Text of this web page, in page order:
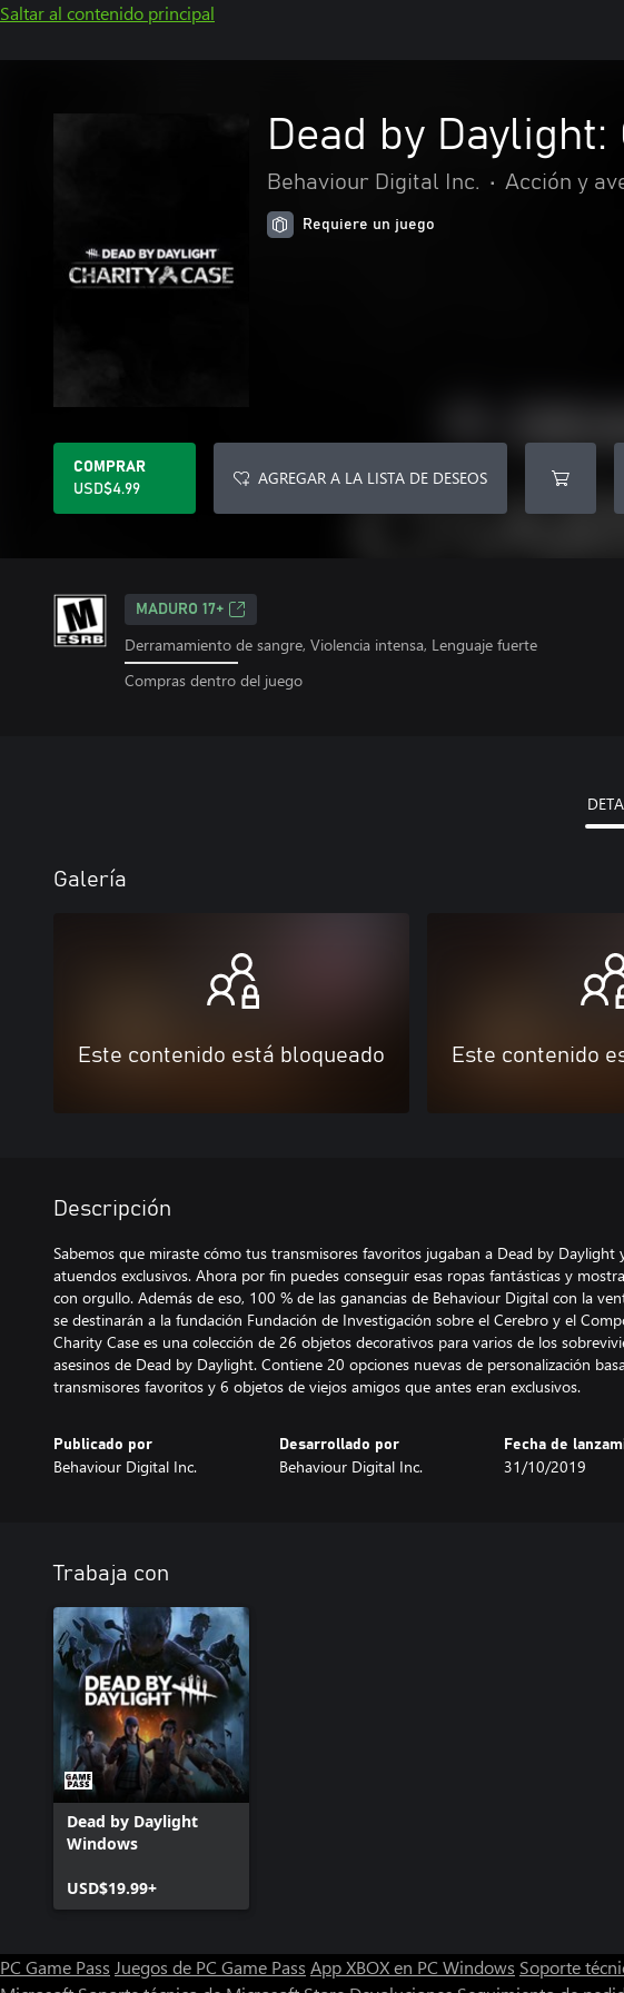
Saltar al contenido principal
Dead by
Behaviour Digital Inc. • Acción y
Requiere un juego
COMPRAR
USD$4.99
AGREGAR A LA LISTA DE DESEOS
MADURO 17+
Derramamiento de sangre, Violencia intensa, Lenguaje fuerte
Compras dentro del juego
Galería
Este contenido está bloqueado Este contenido
Descripción
Sabemos que miraste cómo tus transmisores favoritos jugaban a Dead by Daylight
atuendos exclusivos. Ahora por fin puedes conseguir esas ropas fantásticas y
con orgullo. Además de eso, 100 % de las ganancias de Behaviour Digital con la
se destinarán a la fundación Fundación de Investigación sobre el Cerebro y el
Charity Case es una colección de 26 objetos decorativos para varios de los
asesinos de Dead by Daylight. Contiene 20 opciones nuevas de personalización
transmisores favoritos y 6 objetos de viejos amigos que antes eran exclusivos.
Publicado por
Behaviour Digital Inc.
Desarrollado por
Behaviour Digital Inc.
Fecha de
31/10/2019
Trabaja con
Dead by Daylight
Windows
USD$19.99+
PC Game Pass Juegos de PC Game Pass App XBOX en PC Windows Soporte